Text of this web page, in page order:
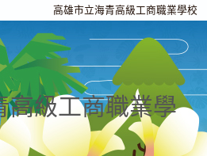
高雄市立海青高級工商職業學校
高級工商職業學